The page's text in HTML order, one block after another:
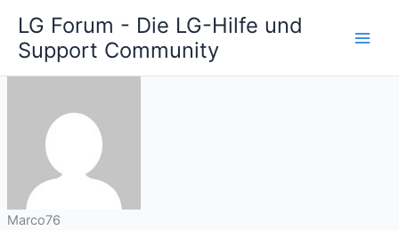
Inhalt
springen
LG Forum - Die LG-Hilfe und
Support Community
Marco76